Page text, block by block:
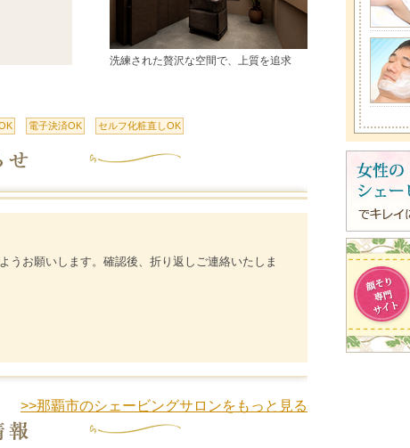
洗練された贅沢な空間で、上質を追求
電子決済OK セルフ化粧直しOK
うお願いします。確認後、折り返しご連絡いたしま
>>那覇市のシェービングサロンをもっと見る